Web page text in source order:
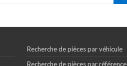
Recherche de pièces par véhicule
Recherche de pièces par référence